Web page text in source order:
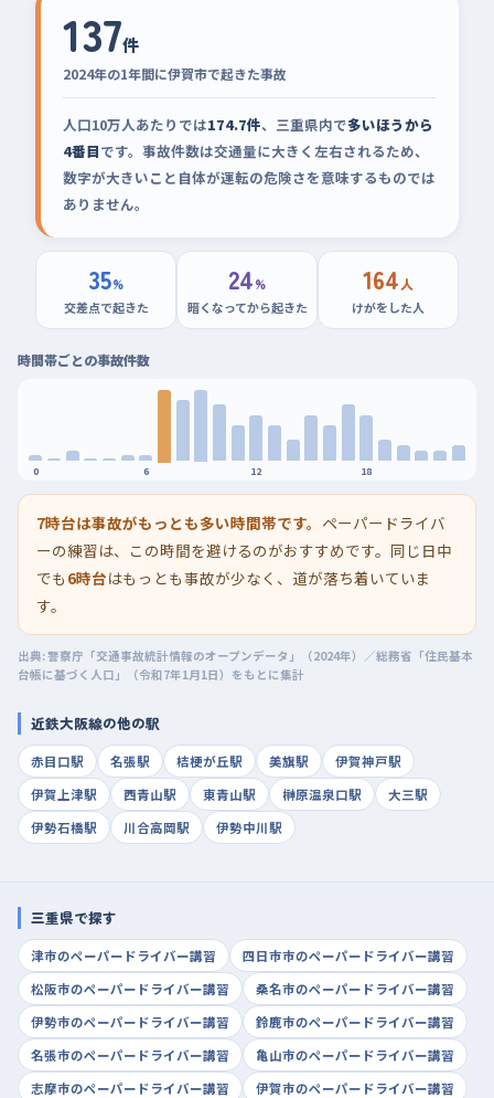
137件
2024年の1年間に伊賀市で起きた事故
人口10万人あたりでは174.7件、三重県内で多いほうから
4番目です。事故件数は交通量に大きく左右されるため、
数字が大きいこと自体が運転の危険さを意味するものでは
ありません。
35%
交差点で起きた
24%
暗くなってから起きた
164人
けがをした人
時間帯ごとの事故件数
0 6 12 18
7時台は事故がもっとも多い時間帯です。 ペーパードライバ
ーの練習は、この時間を避けるのがおすすめです。同じ日中
でも 6時台はもっとも事故が少なく、道が落ち着いていま
す。
出典: 警察庁「交通事故統計情報のオープンデータ」（2024年）／総務省「住民基本
台帳に基づく人口」（令和7年1月1日）をもとに集計
近鉄大阪線の他の駅
赤目口駅 名張駅 桔梗が丘駅 美旗駅
伊賀神戸駅
伊賀上津駅
西青山駅 東青山駅 榊原温泉口駅
大三駅
伊勢石橋駅
川合高岡駅 伊勢中川駅
三重県で探す
津市のペーパードライバー講習
四日市市のペーパードライバー講習
松阪市のペーパードライバー講習
桑名市のペーパードライバー講習
伊勢市のペーパードライバー講習
鈴鹿市のペーパードライバー講習
名張市のペーパードライバー講習
亀山市のペーパードライバー講習
志摩市のペーパードライバー講習
伊賀市のペーパードライバー講習